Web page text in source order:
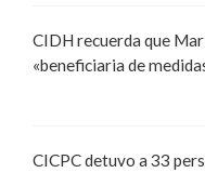
CIDH recuerda que
«beneficiaria de
CICPC detuvo a 33